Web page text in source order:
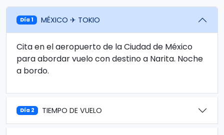
Día 1 MÉXICO ✈ TOKIO
Cita en el aeropuerto de la Ciudad de México
para abordar vuelo con destino a Narita. Noche
a bordo.
Día 2 TIEMPO DE VUELO